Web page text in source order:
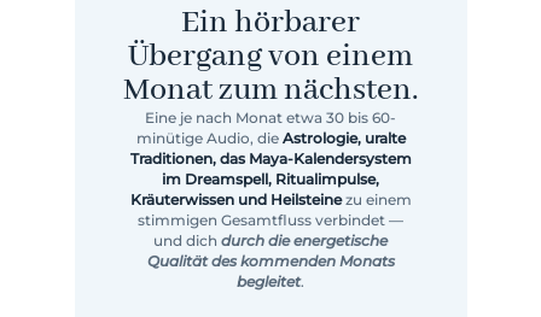
Ein hörbarer
Übergang von einem
Monat zum nächsten.
Eine je nach Monat etwa 30 bis 60-
minütige Audio, die Astrologie, uralte
Traditionen, das Maya-Kalendersystem
im Dreamspell, Ritualimpulse,
Kräuterwissen und Heilsteinezu einem
stimmigen Gesamtfluss verbindet —
und dich durch die energetische
Qualität des kommenden Monats
begleitet.